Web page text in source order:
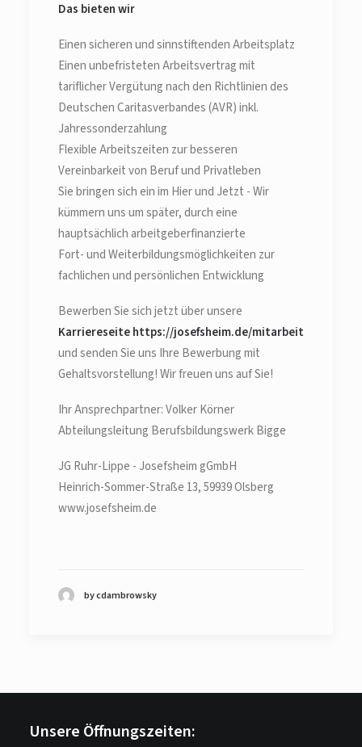
Das bieten wir
Einen sicheren und sinnstiftenden Arbeitsplatz
Einen unbefristeten Arbeitsvertrag mit
tariflicher Vergütung nach den Richtlinien des
Deutschen Caritasverbandes (AVR) inkl.
Jahressonderzahlung
Flexible Arbeitszeiten zur besseren
Vereinbarkeit von Beruf und Privatleben
Sie bringen sich ein im Hier und Jetzt - Wir
kümmern uns um später, durch eine
hauptsächlich arbeitgeberfinanzierte
Fort- und Weiterbildungsmöglichkeiten zur
fachlichen und persönlichen Entwicklung
Bewerben Sie sich jetzt über unsere
Karriereseite https://josefsheim.de/mitarbeit
und senden Sie uns Ihre Bewerbung mit
Gehaltsvorstellung! Wir freuen uns auf Sie!
Ihr Ansprechpartner: Volker Körner
Abteilungsleitung Berufsbildungswerk Bigge
JG Ruhr-Lippe - Josefsheim gGmbH
Heinrich-Sommer-Straße 13, 59939 Olsberg
www.josefsheim.de
by cdambrowsky
Unsere Öffnungszeiten: